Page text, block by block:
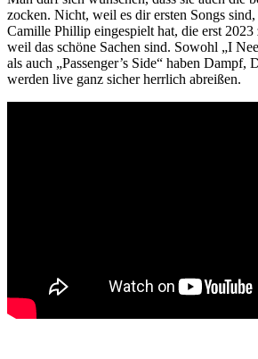
zocken. Nicht, weil es dir ersten Songs
Camille Phillip eingespielt hat, die erst 2023
weil das schöne Sachen sind. Sowohl „I
als auch „Passenger’s Side“ haben Dampf,
werden live ganz sicher herrlich abreißen.